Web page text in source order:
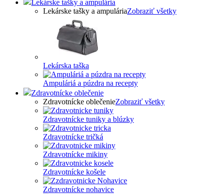
Lekárske tašky a ampulária
Lekárske tašky a ampuláriaZobraziť všetky
Lekárska taška
Ampuláriá a púzdra na recepty
Zdravotnícke oblečenie
Zdravotnícke oblečenieZobraziť všetky
Zdravotnícke tuniky a blúzky
Zdravotnícke tričká
Zdravotnícke mikiny
Zdravotnícke košele
Zdravotnícke nohavice